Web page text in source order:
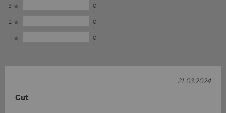
3
0
2
0
1
0
Gut
21.03.2024